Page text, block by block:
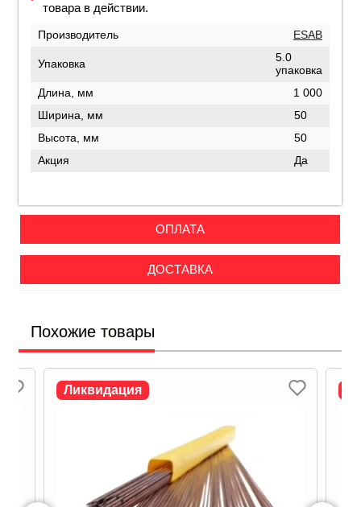
товара в действии.
Производитель ESAB
Упаковка
5.0
упаковка
Длина, мм
1 000
Ширина, мм
50
Высота, мм
50
Акция
Да
ОПЛАТА
ДОСТАВКА
Похожие товары
Ликвидация